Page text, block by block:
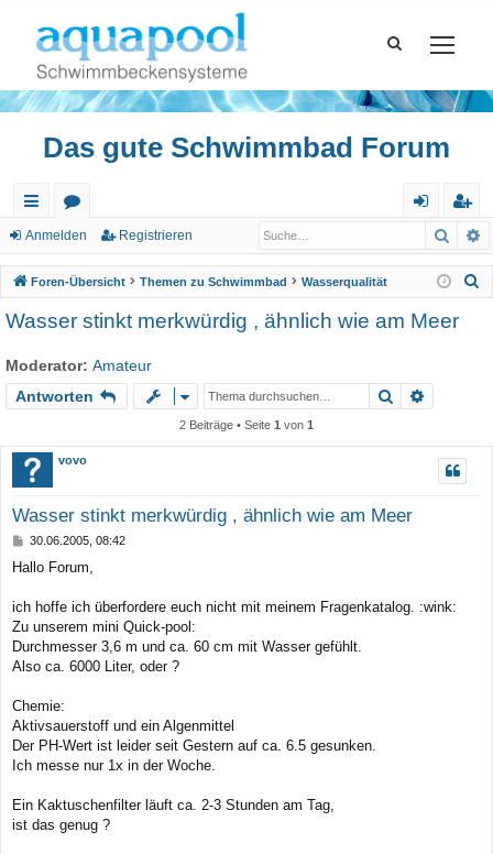
Das gute Schwimmbad Forum
ch
ne
llz
riff
or
en m
el
eg
ist
rie
Anmelden Registrieren
Foren-Übersicht Themen zu Schwimmbad Wasserqualität
Wasser stinkt merkwürdig , ähnlich wie am Meer
Moderator: Amateur
Antworten
Suche
2 Beiträge • Seite 1 von 1
vovo
Wasser stinkt merkwürdig , ähnlich wie am Meer
B
i
r
a
30.06.2005, 08:42
Hallo Forum,
ich hoffe ich überfordere euch nicht mit meinem Fragenkatalog. :wink:
Zu unserem mini Quick-pool:
Durchmesser 3,6 m und ca. 60 cm mit Wasser gefühlt.
Also ca. 6000 Liter, oder ?
Chemie:
Aktivsauerstoff und ein Algenmittel
Der PH-Wert ist leider seit Gestern auf ca. 6.5 gesunken.
Ich messe nur 1x in der Woche.
Ein Kaktuschenfilter läuft ca. 2-3 Stunden am Tag,
ist das genug ?